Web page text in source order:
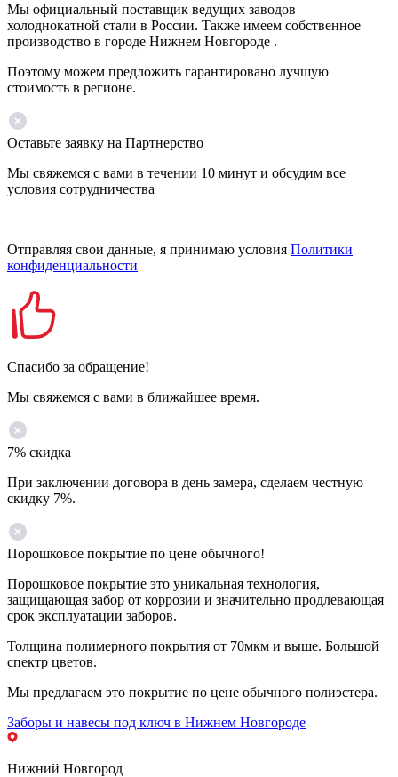
Мы официальный поставщик ведущих заводов
холоднокатной стали в России. Также имеем собственное
производство в городе Нижнем Новгороде .
Поэтому можем предложить гарантировано лучшую
стоимость в регионе.
Оставьте заявку на Партнерство
Мы свяжемся с вами в течении 10 минут и обсудим все
условия сотрудничества
Отправляя свои данные, я принимаю условия Политики
конфиденциальности
Спасибо за обращение!
Мы свяжемся с вами в ближайшее время.
7% скидка
При заключении договора в день замера, сделаем честную
скидку 7%.
Порошковое покрытие по цене обычного!
Порошковое покрытие это уникальная технология,
защищающая забор от коррозии и значительно продлевающая
срок эксплуатации заборов.
Толщина полимерного покрытия от 70мкм и выше. Большой
спектр цветов.
Мы предлагаем это покрытие по цене обычного полиэстера.
Заборы и навесы под ключ в Нижнем Новгороде
Нижний Новгород